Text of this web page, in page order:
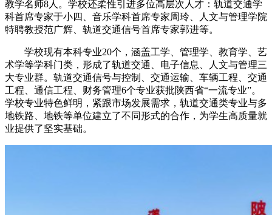
教学名师8人。学校还柔性引进多位高层次人才：轨道交通学
科首席专家于小四、音乐学科首席专家周玲、人文与管理学院
特聘教授范广辉、轨道交通信号首席专家郭进等。
学校现有本科专业20个，涵盖工学、管理学、教育学、艺
术学等学科门类，形成了轨道交通、电子信息、人文与管理三
大专业群。轨道交通信号与控制、交通运输、车辆工程、交通
工程、通信工程、财务管理6个专业获批陕西省“一流专业”。
学校专业特色鲜明，紧跟市场发展需求，轨道交通类专业与多
地铁路、地铁等单位建立了不同形式的合作，为学生高质量就
业提供了坚实基础。